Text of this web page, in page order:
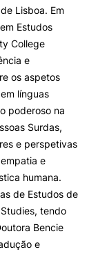
Lisboa. Em
Estudos
College
e
os aspetos
línguas
poderoso na
Surdas,
e perspetivas
e
humana.
de Estudos de
tendo
Bencie
e